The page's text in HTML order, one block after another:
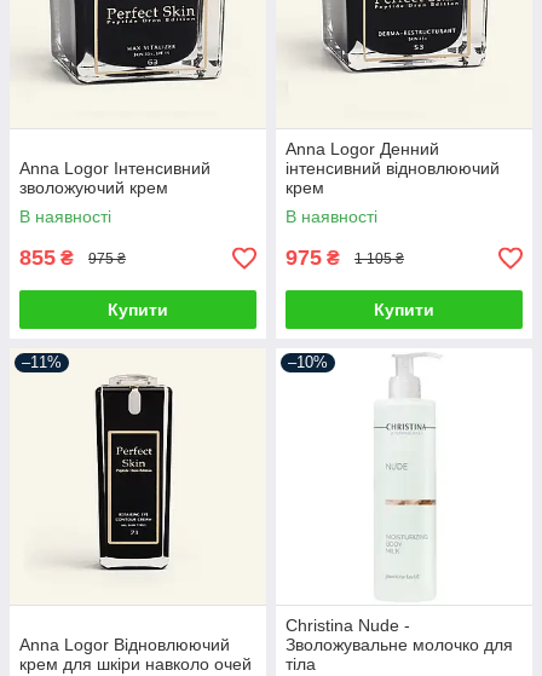
Anna Logor Інтенсивний
зволожуючий крем
В наявності
855 ₴ 975 ₴
Купити
Anna Logor Денний
інтенсивний відновлюючий
крем
В наявності
975 ₴ 1 105 ₴
Купити
–11%
Anna Logor Відновлюючий
крем для шкіри навколо очей
–10%
Christina Nude -
Зволожувальне молочко для
тіла